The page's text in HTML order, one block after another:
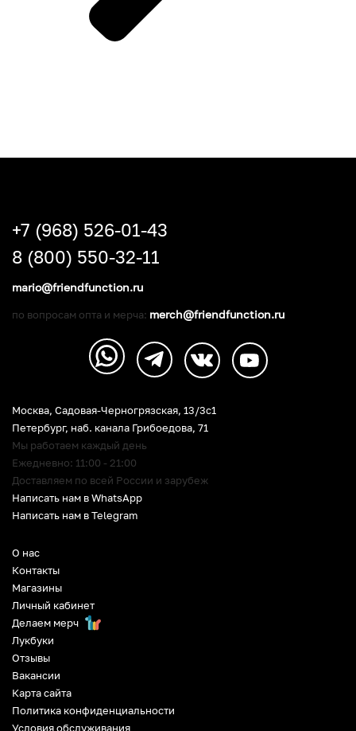
О нас
Контакты
Магазины
Личный кабинет
Делаем мерч
Лукбуки
Отзывы
Вакансии
Карта сайта
Политика конфиденциальности
Условия обслуживания
Москва, Садовая-Черногрязская, 13/3c1
Петербург, наб. канала Грибоедова, 71
Мы работаем каждый день
Ежедневно: 11:00 - 21:00
Доставляем по всей России и зарубеж
Написать нам в WhatsApp
Написать нам в Telegram
+7 (968) 526-01-43
8 (800) 550-32-11
mario@friendfunction.ru
по вопросам опта и мерча: merch@friendfunction.ru